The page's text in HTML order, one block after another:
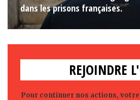
dans les prisons françaises.
REJOINDRE
Pour continuer nos actions,